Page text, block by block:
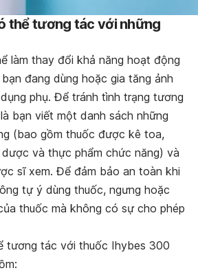
thể tương tác với những
làm thay đổi khả năng hoạt động
đang dùng hoặc gia tăng ảnh
phụ. Để tránh tình trạng tương
bạn viết một danh sách những
(bao gồm thuốc được kê toa,
và thực phẩm chức năng) và
sĩ xem. Để đảm bảo an toàn khi
tự ý dùng thuốc, ngưng hoặc
thuốc mà không có sự cho phép
tương tác với thuốc Ihybes 300